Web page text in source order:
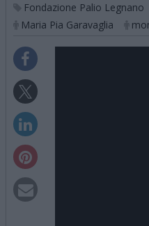
Fondazione Palio Legnano
Maria Pia Garavaglia